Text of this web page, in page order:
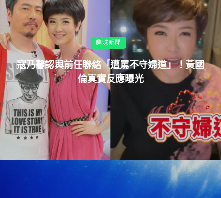
趣味新聞
寇乃馨認與前任聯絡「遭罵不守婦道」！黃國
倫真實反應曝光